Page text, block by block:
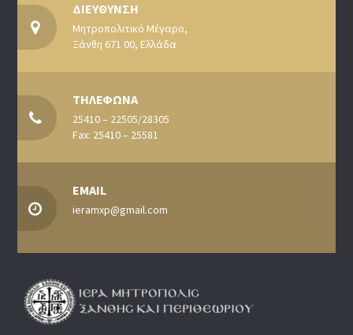
ΔΙΕΥΘΥΝΣΗ
Μητροπολιτικό Μέγαρο,
Ξάνθη 671 00, Ελλάδα
ΤΗΛΕΦΩΝΑ
25410 – 22505/28305
Fax: 25410 – 25581
EMAIL
ieramxp@gmail.com